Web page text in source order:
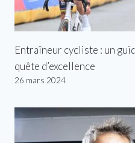
Entraîneur cycliste : un
quête d’excellence
26 mars 2024